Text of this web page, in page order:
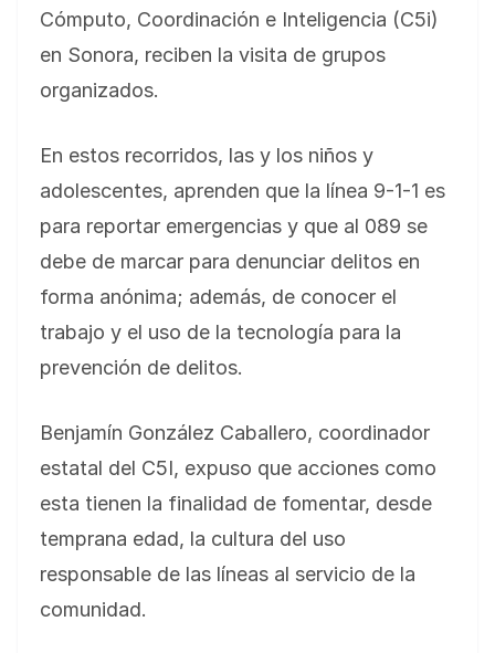
Cómputo, Coordinación e Inteligencia (C5i)
en Sonora, reciben la visita de grupos
organizados.
En estos recorridos, las y los niños y
adolescentes, aprenden que la línea 9-1-1 es
para reportar emergencias y que al 089 se
debe de marcar para denunciar delitos en
forma anónima; además, de conocer el
trabajo y el uso de la tecnología para la
prevención de delitos.
Benjamín González Caballero, coordinador
estatal del C5I, expuso que acciones como
esta tienen la finalidad de fomentar, desde
temprana edad, la cultura del uso
responsable de las líneas al servicio de la
comunidad.